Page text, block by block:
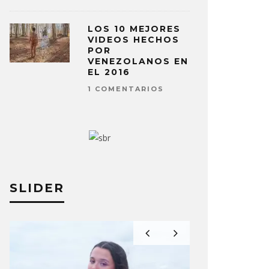
LOS 10 MEJORES
VIDEOS HECHOS
POR
VENEZOLANOS EN
EL 2016
1 COMENTARIOS
SLIDER